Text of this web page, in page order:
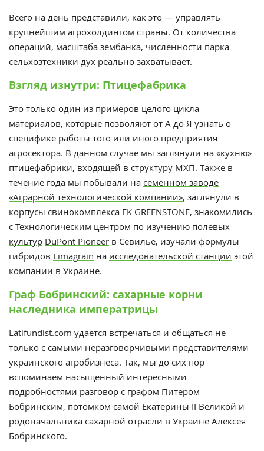
Всего на день представили, как это — управлять
крупнейшим агрохолдингом страны. От количества
операций, масштаба зембанка, численности парка
сельхозтехники дух реально захватывает.
Взгляд изнутри: Птицефабрика
Это только один из примеров целого цикла
материалов, которые позволяют от А до Я узнать о
специфике работы того или иного предприятия
агросектора. В данном случае мы заглянули на «кухню»
птицефабрики, входящей в структуру МХП. Также в
течение года мы побывали на семенном заводе
«Аграрной технологической компании», заглянули в
корпусы свинокомплекса ГК GREENSTONE, знакомились
с Технологическим центром по изучению полевых
культур DuPont Pioneer в Севилье, изучали формулы
гибридов Limagrain на исследовательской станции этой
компании в Украине.
Граф Бобринский: сахарные корни
наследника императрицы
Latifundist.com удается встречаться и общаться не
только с самыми неразговорчивыми представителями
украинского агробизнеса. Так, мы до сих пор
вспоминаем насыщенный интересными
подробностями разговор с графом Питером
Бобринским, потомком самой Екатерины II Великой и
родоначальника сахарной отрасли в Украине Алексея
Бобринского.